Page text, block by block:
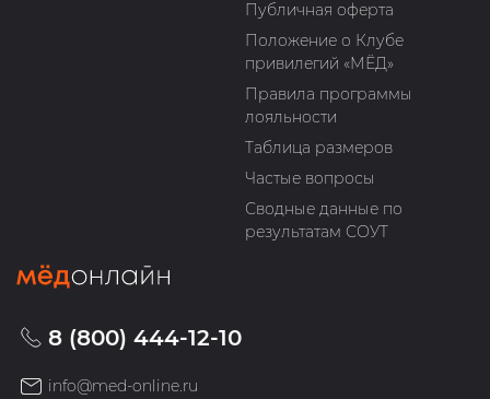
Публичная оферта
Положение о Клубе
привилегий «МЁД»
Правила программы
лояльности
Таблица размеров
Частые вопросы
Сводные данные по
результатам СОУТ
8 (800) 444-12-10
info@med-online.ru